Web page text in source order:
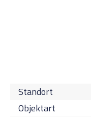
Standort
Objektart